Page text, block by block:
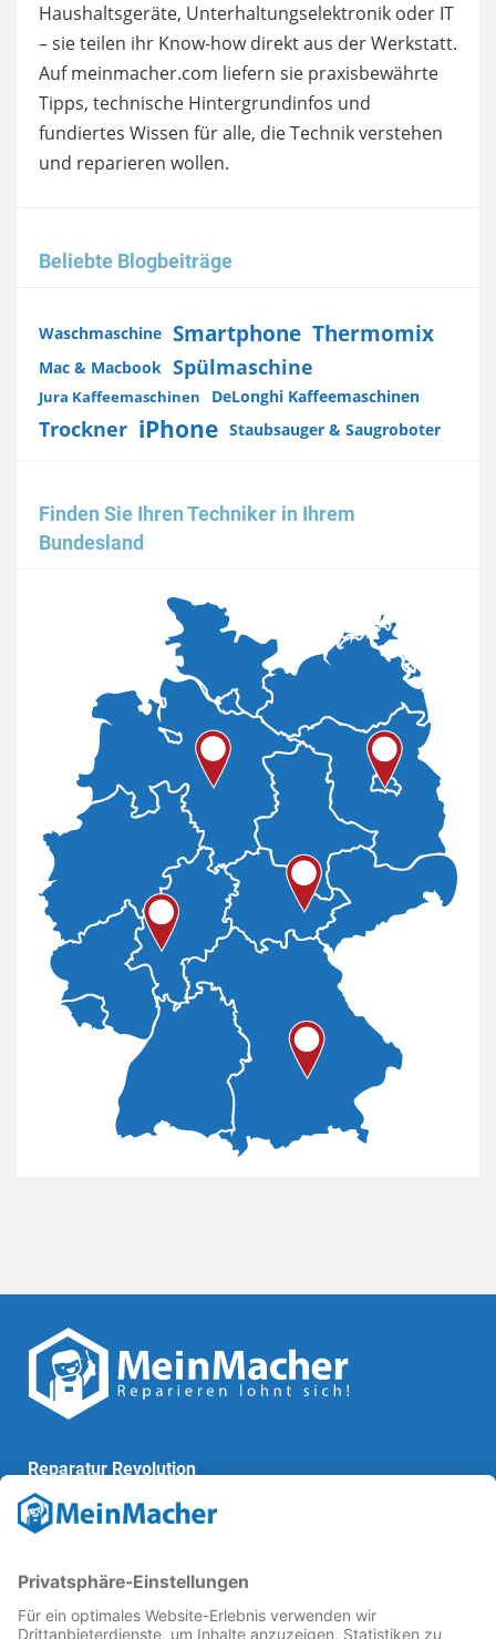
Haushaltsgeräte, Unterhaltungselektronik oder IT
– sie teilen ihr Know-how direkt aus der Werkstatt.
Auf meinmacher.com liefern sie praxisbewährte
Tipps, technische Hintergrundinfos und
fundiertes Wissen für alle, die Technik verstehen
und reparieren wollen.
Beliebte Blogbeiträge
Waschmaschine Smartphone Thermomix
Mac & Macbook Spülmaschine
Jura Kaffeemaschinen DeLonghi Kaffeemaschinen
Trockner iPhone Staubsauger & Saugroboter
Finden Sie Ihren Techniker in Ihrem
Bundesland
Reparatur Revolution
MeinMacher ist eine Marke der
kämpft als Gründungsmitglied des
Reparaturbedingungen: Für Produkte, die sich gut
reparieren lassen, für günstigere Ersatzteile und den
Erhalt der reparierenden Betriebe und des Reparatur-